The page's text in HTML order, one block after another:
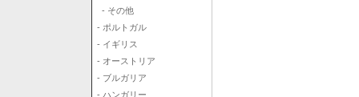
- その他
- ポルトガル
- イギリス
- オーストリア
- ブルガリア
- ハンガリー